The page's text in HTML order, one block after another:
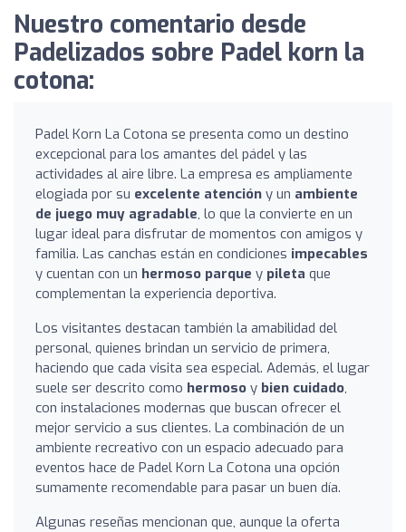
Nuestro comentario desde
Padelizados sobre Padel korn la
cotona:
Padel Korn La Cotona se presenta como un destino
excepcional para los amantes del pádel y las
actividades al aire libre. La empresa es ampliamente
elogiada por su excelente atención y un ambiente
de juego muy agradable, lo que la convierte en un
lugar ideal para disfrutar de momentos con amigos y
familia. Las canchas están en condiciones impecables
y cuentan con un hermoso parque y pileta que
complementan la experiencia deportiva.
Los visitantes destacan también la amabilidad del
personal, quienes brindan un servicio de primera,
haciendo que cada visita sea especial. Además, el lugar
suele ser descrito como hermoso y bien cuidado,
con instalaciones modernas que buscan ofrecer el
mejor servicio a sus clientes. La combinación de un
ambiente recreativo con un espacio adecuado para
eventos hace de Padel Korn La Cotona una opción
sumamente recomendable para pasar un buen día.
Algunas reseñas mencionan que, aunque la oferta